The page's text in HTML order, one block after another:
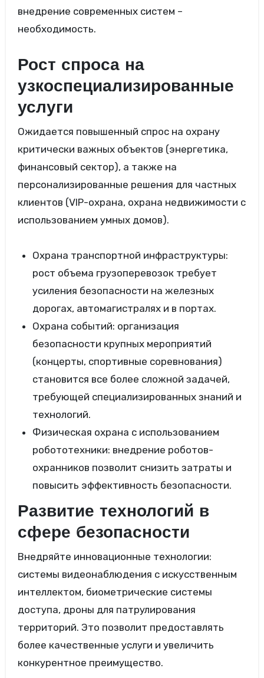
внедрение современных систем –
необходимость.
Рост спроса на
узкоспециализированные
услуги
Ожидается повышенный спрос на охрану
критически важных объектов (энергетика,
финансовый сектор), а также на
персонализированные решения для частных
клиентов (VIP-охрана, охрана недвижимости с
использованием умных домов).
Охрана транспортной инфраструктуры:
рост объема грузоперевозок требует
усиления безопасности на железных
дорогах, автомагистралях и в портах.
Охрана событий: организация
безопасности крупных мероприятий
(концерты, спортивные соревнования)
становится все более сложной задачей,
требующей специализированных знаний и
технологий.
Физическая охрана с использованием
робототехники: внедрение роботов-
охранников позволит снизить затраты и
повысить эффективность безопасности.
Развитие технологий в
сфере безопасности
Внедряйте инновационные технологии:
системы видеонаблюдения с искусственным
интеллектом, биометрические системы
доступа, дроны для патрулирования
территорий. Это позволит предоставлять
более качественные услуги и увеличить
конкурентное преимущество.